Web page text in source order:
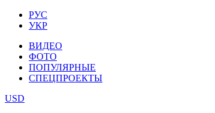
РУС
УКР
ВИДЕО
ФОТО
ПОПУЛЯРНЫЕ
СПЕЦПРОЕКТЫ
USD